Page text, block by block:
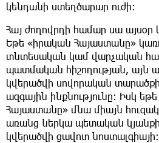
կենդանի ստեղծարար ուժի։
Հայ ժողովրդի համար սա այսօր
Եթե «իրական Հայաստանը»
տնտեսական կամ վարչական
պատմական հիշողության, այն
կվերածվի սովորական
ազգային ինքնությունը։ Իսկ
Հայաստանը» մնա միայն
առանց ներկա պետական
կվերածվի ցավոտ նոստալգիայի։